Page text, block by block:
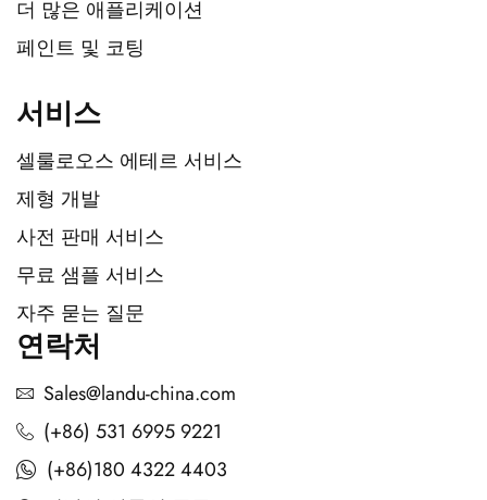
더 많은 애플리케이션
페인트 및 코팅
서비스
셀룰로오스 에테르 서비스
제형 개발
사전 판매 서비스
무료 샘플 서비스
자주 묻는 질문
연락처
Sales@landu-china.com
(+86) 531 6995 9221
(+86)180 4322 4403